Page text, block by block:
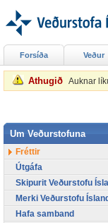
Athugið Auknar
Forsíða Veður
Um Veðurstofuna
Fréttir
Útgáfa
Skipurit Veðurstofu
Merki Veðurstofu
Hafa samband